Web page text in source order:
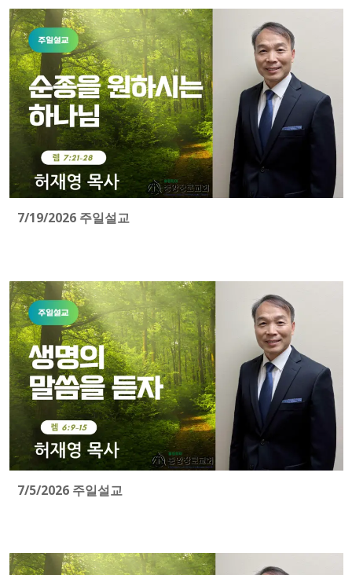
7/19/2026 주일설교
7/5/2026 주일설교